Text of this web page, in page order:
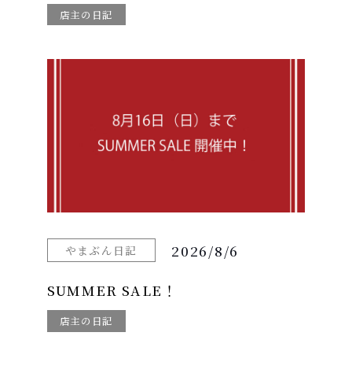
店主の日記
やまぶん日記 2026/8/6
SUMMER SALE！
店主の日記